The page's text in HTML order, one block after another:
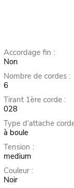
Accordage fin :
Non
Nombre de cordes :
6
Tirant 1ère corde :
028
Type d'attache
à boule
Tension :
medium
Couleur :
Noir